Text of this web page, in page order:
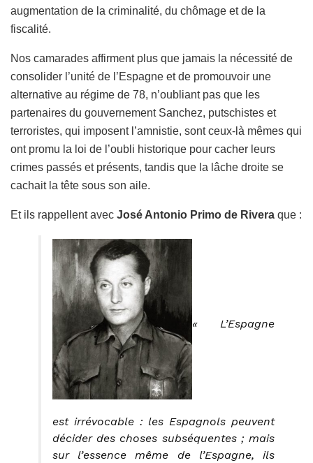
augmentation de la criminalité, du chômage et de la
fiscalité.
Nos camarades affirment plus que jamais la nécessité de
consolider l’unité de l’Espagne et de promouvoir une
alternative au régime de 78, n’oubliant pas que les
partenaires du gouvernement Sanchez, putschistes et
terroristes, qui imposent l’amnistie, sont ceux-là mêmes qui
ont promu la loi de l’oubli historique pour cacher leurs
crimes passés et présents, tandis que la lâche droite se
cachait la tête sous son aile.
Et ils rappellent avec José Antonio Primo de Rivera que :
« L’Espagne
est irrévocable : les Espagnols peuvent
décider des choses subséquentes ; mais
sur l’essence même de l’Espagne, ils